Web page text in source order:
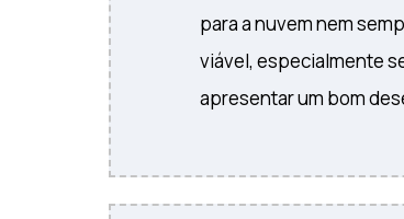
para a nuvem nem
viável, especialmente
apresentar um bom